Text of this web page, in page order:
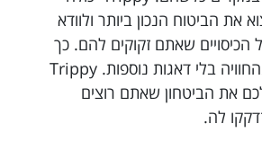
את הביטוח הנכון ביותר ולוודא
שאתם זקוקים להם. כך
תוכלו ליהנות מהחוויה בלי דאגות נוספות. Trippy
את הביטחון שאתם רוצים
לה.